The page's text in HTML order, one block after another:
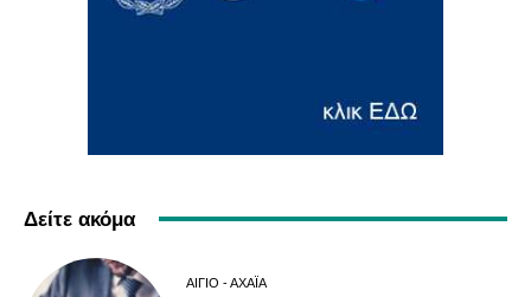
Δείτε ακόμα
ΑΊΓΙΟ - ΑΧΑΪ́Α